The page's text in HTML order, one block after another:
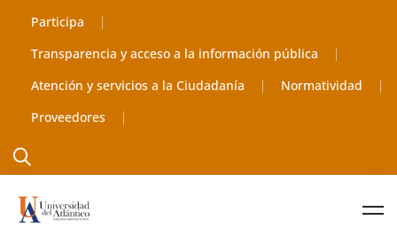
Participa
Transparencia y acceso a la información pública
Atención y servicios a la Ciudadanía
Normatividad
Proveedores